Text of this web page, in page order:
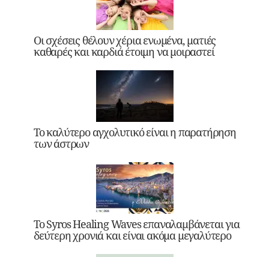
Οι σχέσεις θέλουν χέρια ενωμένα, ματιές
καθαρές και καρδιά έτοιμη να μοιραστεί
Το καλύτερο αγχολυτικό είναι η παρατήρηση
των άστρων
Το Syros Healing Waves επαναλαμβάνεται για
δεύτερη χρονιά και είναι ακόμα μεγαλύτερο